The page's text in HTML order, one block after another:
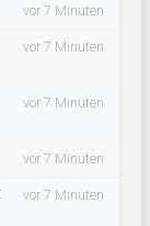
vor 7 Minuten
vor 7 Minuten
vor 7 Minuten
vor 7 Minuten
vor 7 Minuten